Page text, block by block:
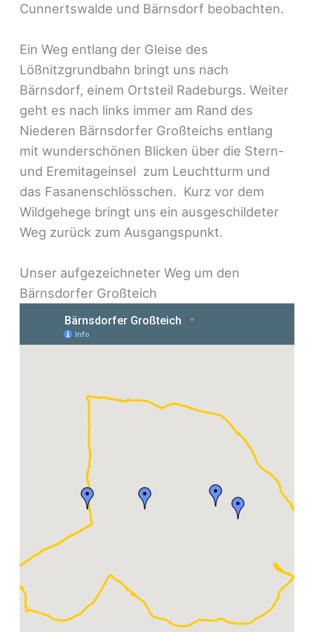
Cunnertswalde und Bärnsdorf beobachten.
Ein Weg entlang der Gleise des
Lößnitzgrundbahn bringt uns nach
Bärnsdorf, einem Ortsteil Radeburgs. Weiter
geht es nach links immer am Rand des
Niederen Bärnsdorfer Großteichs entlang
mit wunderschönen Blicken über die Stern-
und Eremitageinsel zum Leuchtturm und
das Fasanenschlösschen. Kurz vor dem
Wildgehege bringt uns ein ausgeschildeter
Weg zurück zum Ausgangspunkt.
Unser aufgezeichneter Weg um den
Bärnsdorfer Großteich